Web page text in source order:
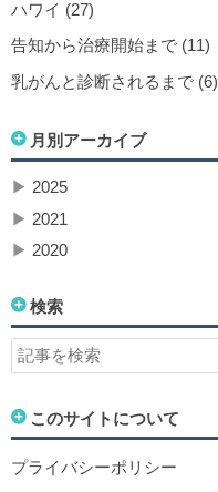
ハワイ (27)
告知から治療開始まで (11)
乳がんと診断されるまで (6)
月別アーカイブ
▶ 2025
▶ 2021
▶ 2020
検索
このサイトについて
プライバシーポリシー